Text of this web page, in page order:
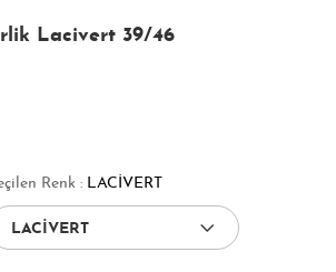
Lacivert 39/46
Renk : LACİVERT